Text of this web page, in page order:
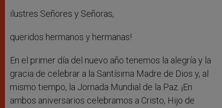
ilustres Señores y Señoras,
queridos hermanos y hermanas!
En el primer día del nuevo año tenemos la alegría y la
gracia de celebrar a la Santísima Madre de Dios y, al
mismo tiempo, la Jornada Mundial de la Paz. ¡En
ambos aniversarios celebramos a Cristo, Hijo de